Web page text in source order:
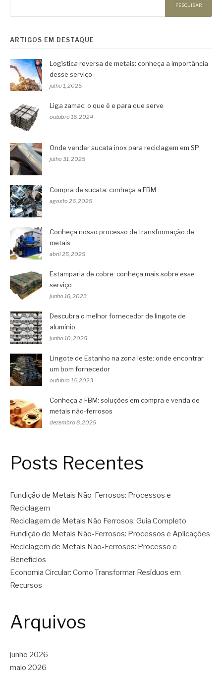
PESQUISAR
ARTIGOS EM DESTAQUE
Logística reversa de metais: conheça a importância
desse serviço
julho 1, 2025
Liga zamac: o que é e para que serve
outubro 16, 2024
Onde vender sucata inox para reciclagem em SP
julho 31, 2025
Compra de sucata: conheça a FBM
agosto 26, 2025
Conheça nosso processo de transformação de
metais
abril 25, 2025
Estamparia de cobre: conheça mais sobre esse
serviço
junho 16, 2023
Descubra o melhor fornecedor de lingote de
alumínio
junho 10, 2025
Lingote de Estanho na zona leste: onde encontrar
um bom fornecedor
outubro 16, 2023
Conheça a FBM: soluções em compra e venda de
metais não-ferrosos
dezembro 8, 2025
Posts Recentes
Fundição de Metais Não-Ferrosos: Processos e
Reciclagem
Reciclagem de Metais Não Ferrosos: Guia Completo
Fundição de Metais Não-Ferrosos: Processos e Aplicações
Reciclagem de Metais Não-Ferrosos: Processo e
Benefícios
Economia Circular: Como Transformar Resíduos em
Recursos
Arquivos
junho 2026
maio 2026